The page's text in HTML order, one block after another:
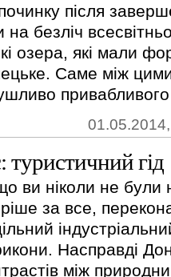
після
безліч
озера, які мали
Саме між
гід
ви ніколи не були
за все,
Насправді
між